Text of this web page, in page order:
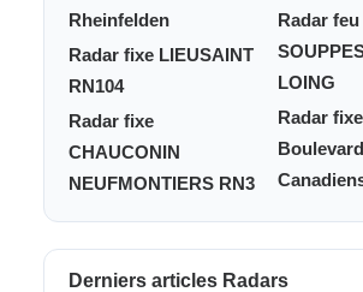
Rheinfelden
Radar fixe LIEUSAINT
RN104
Radar fixe
CHAUCONIN
NEUFMONTIERS RN3
Radar
LOING
Radar
Derniers articles Radars